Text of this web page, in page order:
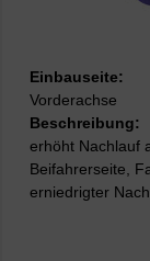
Einbauseite:
Vorderachse
Beschreibung:
erhöht Nachlauf
Beifahrerseite,
erniedrigter